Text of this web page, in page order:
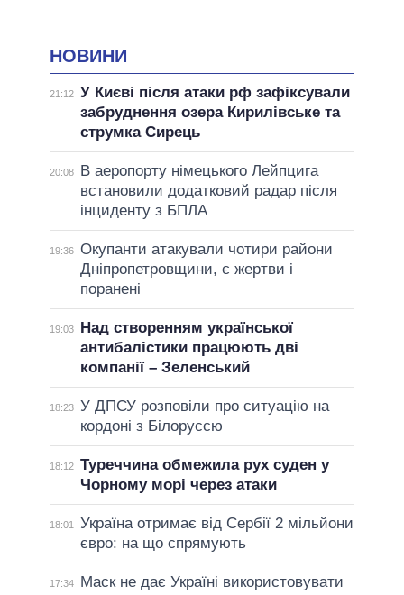
НОВИНИ
21:12 У Києві після атаки рф зафіксували
забруднення озера Кирилівське та
струмка Сирець
20:08
В аеропорту німецького Лейпцига
встановили додатковий радар після
інциденту з БПЛА
19:36 Окупанти атакували чотири райони
Дніпропетровщини, є жертви і
поранені
19:03
Над створенням української
антибалістики працюють дві
компанії – Зеленський
18:23 У ДПСУ розповіли про ситуацію на
кордоні з Білоруссю
18:12 Туреччина обмежила рух суден у
Чорному морі через атаки
18:01
Україна отримає від Сербії 2 мільйони
євро: на що спрямують
17:34
Маск не дає Україні використовувати